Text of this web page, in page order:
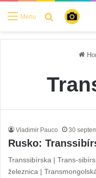
Menu Search for
Vladimir Pauco 30
Rusko:
Transsibírska | Trans-
železnica |